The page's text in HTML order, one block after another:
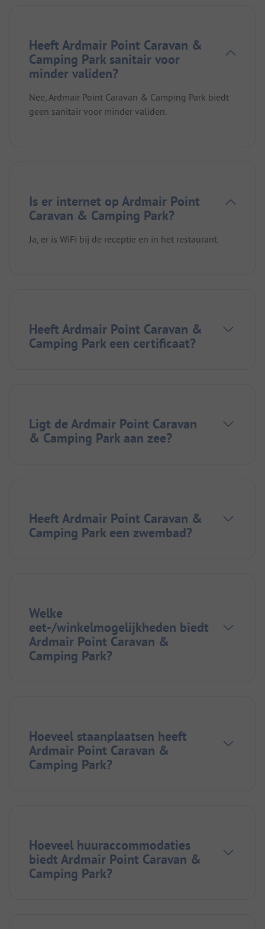
Heeft Ardmair Point Caravan &
Camping Park sanitair voor
minder validen?
Nee, Ardmair Point Caravan & Camping Park biedt
geen sanitair voor minder validen.
Is er internet op Ardmair Point
Caravan & Camping Park?
Ja, er is WiFi bij de receptie en in het restaurant.
Heeft Ardmair Point Caravan &
Camping Park een certificaat?
Ligt de Ardmair Point Caravan
& Camping Park aan zee?
Heeft Ardmair Point Caravan &
Camping Park een zwembad?
Welke
eet-/winkelmogelijkheden biedt
Ardmair Point Caravan &
Camping Park?
Hoeveel staanplaatsen heeft
Ardmair Point Caravan &
Camping Park?
Hoeveel huuraccommodaties
biedt Ardmair Point Caravan &
Camping Park?